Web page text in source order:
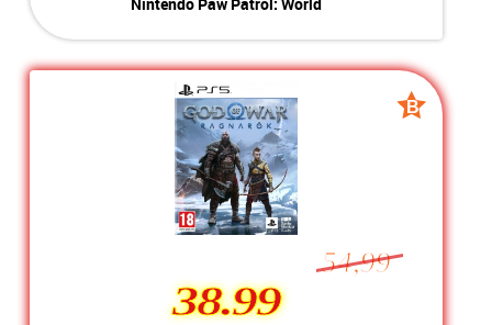
Conditie:
A-Grade
Geschikt voor Nintendo Switch
B
54,99
38.99
B
grade
38.99